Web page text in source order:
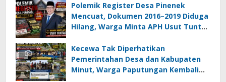
Polemik Register Desa Pinenek
Mencuat, Dokumen 2016–2019 Diduga
Hilang, Warga Minta APH Usut Tuntas
Kumtua HK
Kecewa Tak Diperhatikan
Pemerintahan Desa dan Kabupaten
Minut, Warga Paputungan Kembali